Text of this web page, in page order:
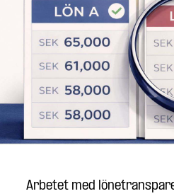
Arbetet med